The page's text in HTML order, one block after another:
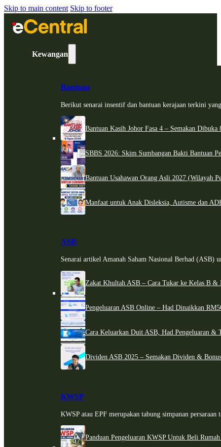
Skip to main content Skip to footer
Kewangan
Bantuan
Berikut senarai insentif dan bantuan kerajaan terkini
Bantuan Kasih Johor Fasa 4 – Semakan
SBBS 2026: Skim Sumbangan Bakti Bantuan
Bantuan Usahawan Orang Asli 2027 (Wilayah
Manfaat untuk Anak Disleksia, Autisme dan
ASB
Senarai artikel Amanah Saham Nasional Berhad (ASB)
Zakat Khultah ASB – Cara Tukar ke Kelas B &
Pengeluaran ASB Online – Had Dinaikkan
Cara Keluarkan Duit ASB, Had Pengeluaran &
Dividen ASB 2025 – Semakan Dividen &
KWSP
KWSP atau EPF merupakan tabung simpanan persaraan
Panduan Pengeluaran KWSP Untuk Beli